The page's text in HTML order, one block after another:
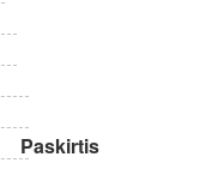
Paskirtis